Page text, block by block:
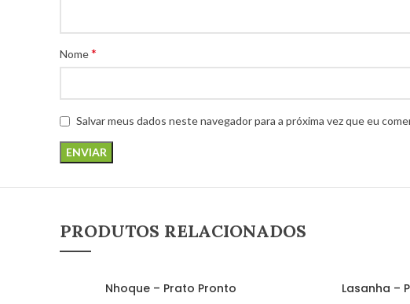
Nome*
Salvar meus dados neste navegador para a próxima vez que eu
PRODUTOS RELACIONADOS
Nhoque – Prato Pronto Lasanha –